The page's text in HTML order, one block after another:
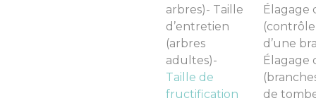
arbres)- Taille
d’entretien
(arbres
adultes)-
Taille de
fructification
Élagage
d’une
Élagage
de